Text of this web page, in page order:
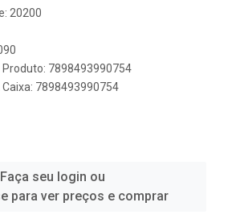
20200
Produto: 7898493990754
7898493990754
Faça seu login ou
para ver preços e comprar